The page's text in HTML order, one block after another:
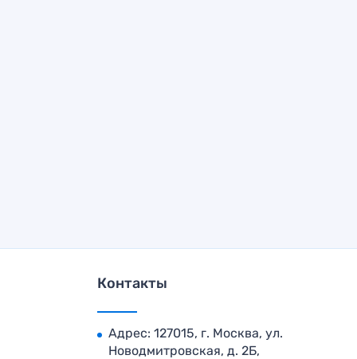
Контакты
Адрес: 127015, г. Москва, ул.
Новодмитровская, д. 2Б,